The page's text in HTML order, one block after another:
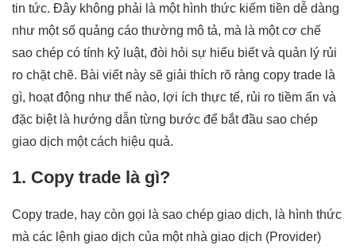
tin tức. Đây không phải là một hình thức kiếm tiền dễ dàng
như một số quảng cáo thường mô tả, mà là một cơ chế
sao chép có tính kỷ luật, đòi hỏi sự hiểu biết và quản lý rủi
ro chặt chẽ. Bài viết này sẽ giải thích rõ ràng copy trade là
gì, hoạt động như thế nào, lợi ích thực tế, rủi ro tiềm ẩn và
đặc biệt là hướng dẫn từng bước để bắt đầu sao chép
giao dịch một cách hiệu quả.
1. Copy trade là gì?
Copy trade, hay còn gọi là sao chép giao dịch, là hình thức
mà các lệnh giao dịch của một nhà giao dịch (Provider)